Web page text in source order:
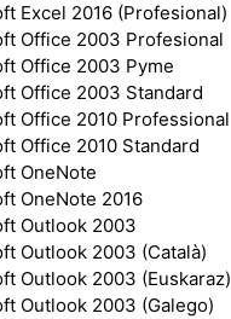
Excel 2016 (Profesional)
Office 2003 Profesional
Office 2003 Pyme
Office 2003 Standard
Office 2010 Professional
Office 2010 Standard
OneNote
OneNote 2016
Outlook 2003
Outlook 2003 (Català)
Outlook 2003 (Euskaraz)
Outlook 2003 (Galego)